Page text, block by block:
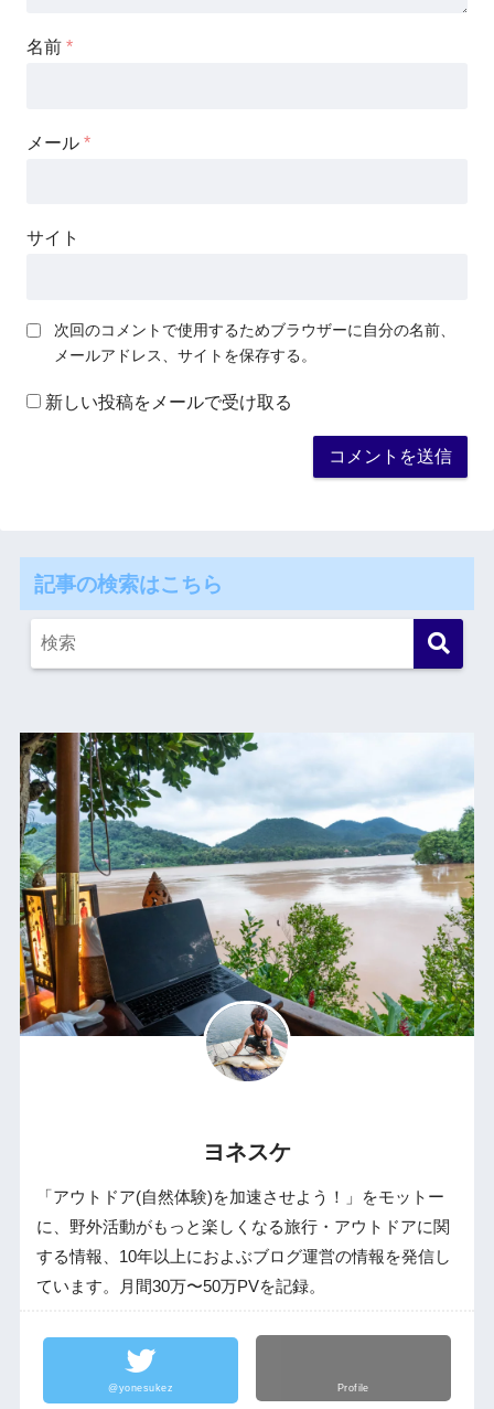
名前 *
メール *
サイト
次回のコメントで使用するためブラウザーに自分の名前、
メールアドレス、サイトを保存する。
新しい投稿をメールで受け取る
記事の検索はこちら
ヨネスケ
「アウトドア(自然体験)を加速させよう！」をモットー
に、野外活動がもっと楽しくなる旅行・アウトドアに関
する情報、10年以上におよぶブログ運営の情報を発信し
ています。月間30万〜50万PVを記録。
@yonesukez Profile